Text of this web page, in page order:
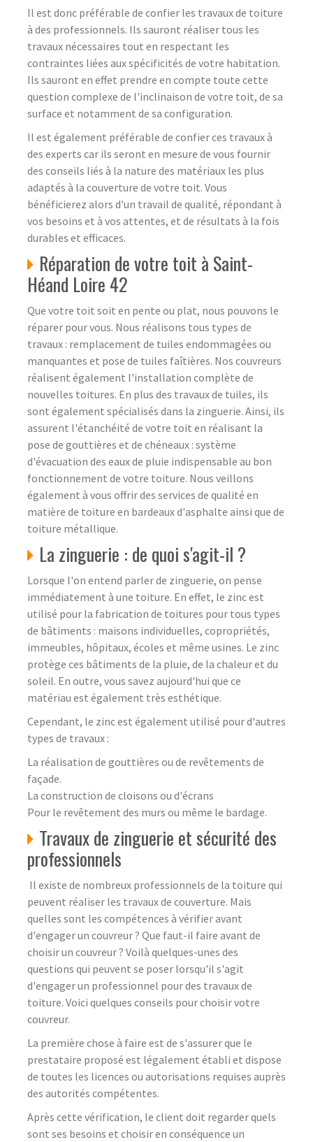
Il est donc préférable de confier les travaux de toiture
à des professionnels. Ils sauront réaliser tous les
travaux nécessaires tout en respectant les
contraintes liées aux spécificités de votre habitation.
Ils sauront en effet prendre en compte toute cette
question complexe de l'inclinaison de votre toit, de sa
surface et notamment de sa configuration.
Il est également préférable de confier ces travaux à
des experts car ils seront en mesure de vous fournir
des conseils liés à la nature des matériaux les plus
adaptés à la couverture de votre toit. Vous
bénéficierez alors d'un travail de qualité, répondant à
vos besoins et à vos attentes, et de résultats à la fois
durables et efficaces.
Réparation de votre toit à Saint-
Héand Loire 42
Que votre toit soit en pente ou plat, nous pouvons le
réparer pour vous. Nous réalisons tous types de
travaux : remplacement de tuiles endommagées ou
manquantes et pose de tuiles faîtières. Nos couvreurs
réalisent également l'installation complète de
nouvelles toitures. En plus des travaux de tuiles, ils
sont également spécialisés dans la zinguerie. Ainsi, ils
assurent l'étanchéité de votre toit en réalisant la
pose de gouttières et de chéneaux : système
d'évacuation des eaux de pluie indispensable au bon
fonctionnement de votre toiture. Nous veillons
également à vous offrir des services de qualité en
matière de toiture en bardeaux d'asphalte ainsi que de
toiture métallique.
La zinguerie : de quoi s'agit-il ?
Lorsque l'on entend parler de zinguerie, on pense
immédiatement à une toiture. En effet, le zinc est
utilisé pour la fabrication de toitures pour tous types
de bâtiments : maisons individuelles, copropriétés,
immeubles, hôpitaux, écoles et même usines. Le zinc
protège ces bâtiments de la pluie, de la chaleur et du
soleil. En outre, vous savez aujourd'hui que ce
matériau est également très esthétique.
Cependant, le zinc est également utilisé pour d'autres
types de travaux :
La réalisation de gouttières ou de revêtements de
façade.
La construction de cloisons ou d'écrans
Pour le revêtement des murs ou même le bardage.
Travaux de zinguerie et sécurité des
professionnels
Il existe de nombreux professionnels de la toiture qui
peuvent réaliser les travaux de couverture. Mais
quelles sont les compétences à vérifier avant
d'engager un couvreur ? Que faut-il faire avant de
choisir un couvreur ? Voilà quelques-unes des
questions qui peuvent se poser lorsqu'il s'agit
d'engager un professionnel pour des travaux de
toiture. Voici quelques conseils pour choisir votre
couvreur.
La première chose à faire est de s'assurer que le
prestataire proposé est légalement établi et dispose
de toutes les licences ou autorisations requises auprès
des autorités compétentes.
Après cette vérification, le client doit regarder quels
sont ses besoins et choisir en conséquence un